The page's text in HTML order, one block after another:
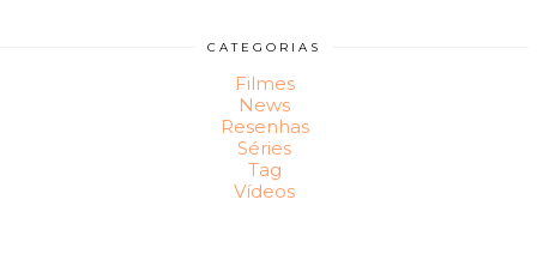
CATEGORIAS
Filmes
News
Resenhas
Séries
Tag
Vídeos